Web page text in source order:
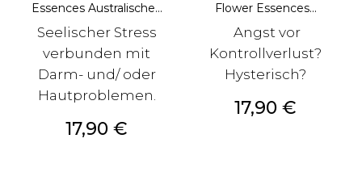
Essences Australische...
Seelischer Stress
verbunden mit
Darm- und/ oder
Hautproblemen.
Preis
17,90 €
Flower Essences...
Angst vor
Kontrollverlust?
Hysterisch?
Preis
17,90 €